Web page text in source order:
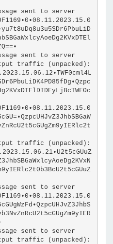
sent to server
sent to server
traffic (unpacked):
traffic (unpacked):
sent to server
sent to server
traffic (unpacked):